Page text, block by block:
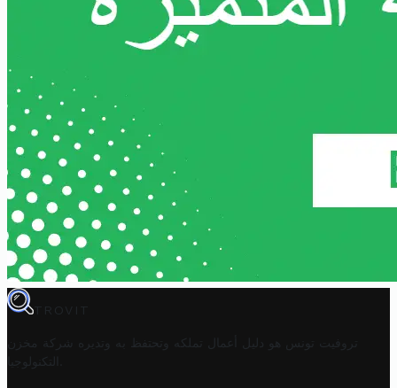
TROVIT
تروفيت تونس هو دليل أعمال تملكه وتحتفظ به وتديره
شركة مخزن
التكنولوجيا